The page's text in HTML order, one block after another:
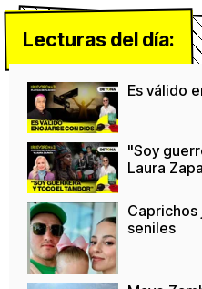
Lecturas del día:
Es válido
"Soy
Laura
seniles